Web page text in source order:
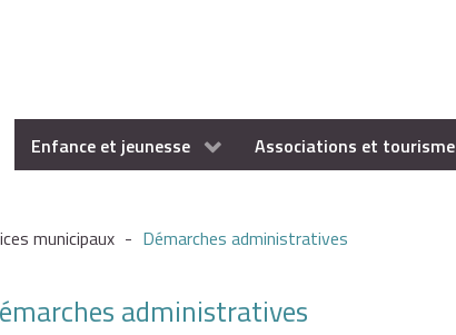
Enfance et jeunesse Associations et tourisme
municipaux - Démarches administratives
administratives